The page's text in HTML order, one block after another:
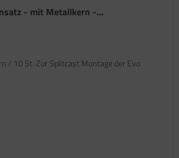
- mit Metallkern -...
/ 10 St. Zur Splitcast Montage der Evo